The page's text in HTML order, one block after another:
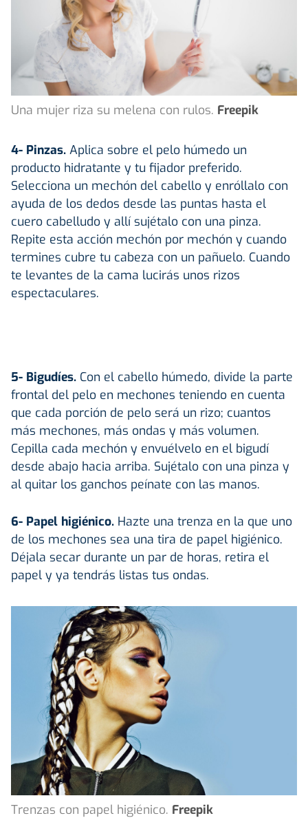
Una mujer riza su melena con rulos. Freepik
4- Pinzas. Aplica sobre el pelo húmedo un
producto hidratante y tu fijador preferido.
Selecciona un mechón del cabello y enróllalo con
ayuda de los dedos desde las puntas hasta el
cuero cabelludo y allí sujétalo con una pinza.
Repite esta acción mechón por mechón y cuando
termines cubre tu cabeza con un pañuelo. Cuando
te levantes de la cama lucirás unos rizos
espectaculares.
5- Bigudíes. Con el cabello húmedo, divide la parte
frontal del pelo en mechones teniendo en cuenta
que cada porción de pelo será un rizo; cuantos
más mechones, más ondas y más volumen.
Cepilla cada mechón y envuélvelo en el bigudí
desde abajo hacia arriba. Sujétalo con una pinza y
al quitar los ganchos peínate con las manos.
6- Papel higiénico. Hazte una trenza en la que uno
de los mechones sea una tira de papel higiénico.
Déjala secar durante un par de horas, retira el
papel y ya tendrás listas tus ondas.
Trenzas con papel higiénico. Freepik